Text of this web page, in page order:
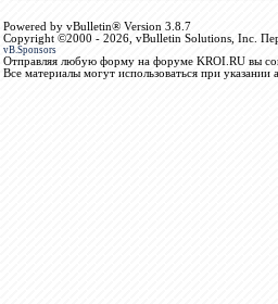
Powered by vBulletin® Version 3.8.7
Copyright ©2000 - 2026, vBulletin Solutions, Inc.
vB.Sponsors
Отправляя любую форму на форуме KROI.RU вы
Все материалы могут использоваться при